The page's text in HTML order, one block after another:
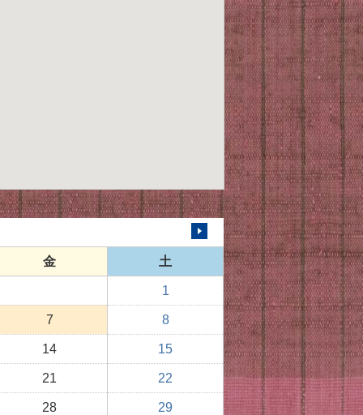
次の月へ
金 土
1
7 8
14 15
21 22
28 29